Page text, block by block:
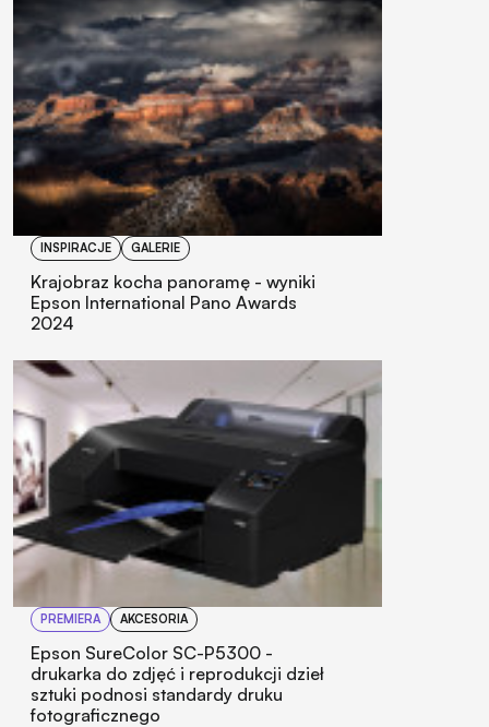
INSPIRACJE GALERIE
Krajobraz kocha panoramę - wyniki
Epson International Pano Awards
2024
PREMIERA AKCESORIA
Epson SureColor SC-P5300 -
drukarka do zdjęć i reprodukcji dzieł
sztuki podnosi standardy druku
fotograficznego